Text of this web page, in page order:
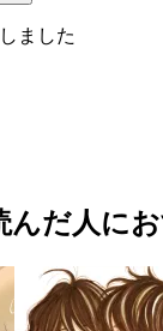
ました
んだ人に